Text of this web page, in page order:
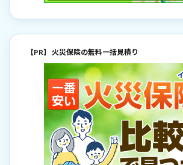
【PR】 火災保険の無料一括見積り